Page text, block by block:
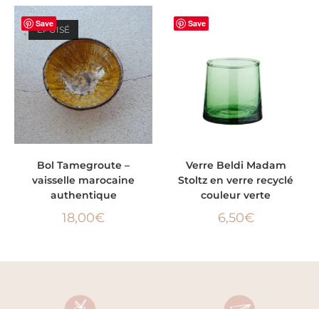
Save
ÉPUISÉ
Bol Tamegroute –
vaisselle marocaine
authentique
18,00€
Save
Verre Beldi Madam
Stoltz en verre recyclé
couleur verte
6,50€